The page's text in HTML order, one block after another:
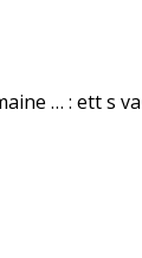
… : ett s